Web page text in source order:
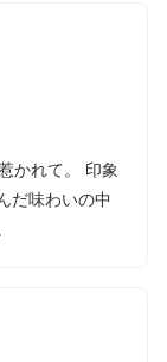
かれて。 印象
だ味わいの中